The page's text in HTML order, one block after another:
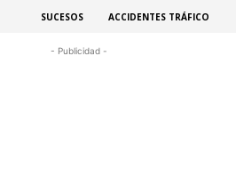
SUCESOS ACCIDENTES TRÁFICO
- Publicidad -